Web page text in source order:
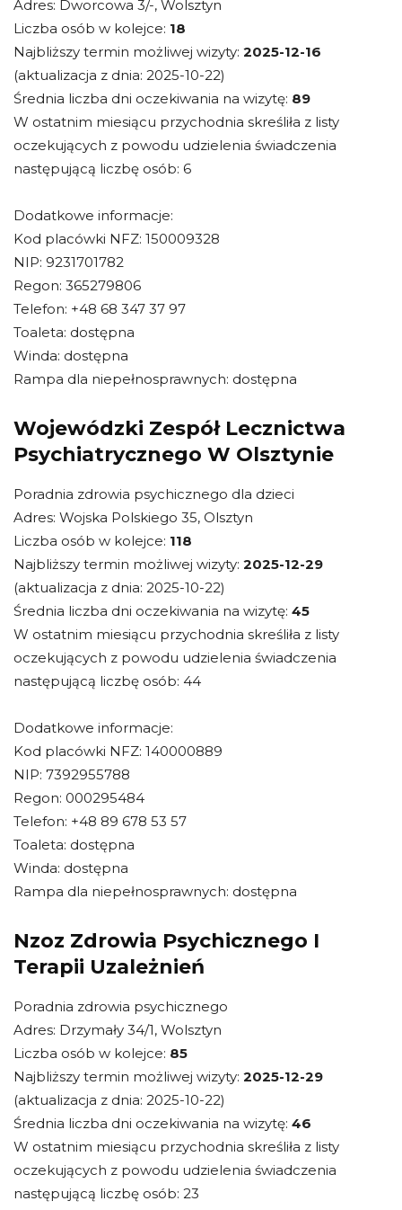
Adres: Dworcowa 3/-, Wolsztyn
Liczba osób w kolejce: 18
Najbliższy termin możliwej wizyty: 2025-12-16
(aktualizacja z dnia: 2025-10-22)
Średnia liczba dni oczekiwania na wizytę: 89
W ostatnim miesiącu przychodnia skreśliła z listy
oczekujących z powodu udzielenia świadczenia
następującą liczbę osób: 6
Dodatkowe informacje:
Kod placówki NFZ: 150009328
NIP: 9231701782
Regon: 365279806
Telefon: +48 68 347 37 97
Toaleta: dostępna
Winda: dostępna
Rampa dla niepełnosprawnych: dostępna
Wojewódzki Zespół Lecznictwa
Psychiatrycznego W Olsztynie
Poradnia zdrowia psychicznego dla dzieci
Adres: Wojska Polskiego 35, Olsztyn
Liczba osób w kolejce: 118
Najbliższy termin możliwej wizyty: 2025-12-29
(aktualizacja z dnia: 2025-10-22)
Średnia liczba dni oczekiwania na wizytę: 45
W ostatnim miesiącu przychodnia skreśliła z listy
oczekujących z powodu udzielenia świadczenia
następującą liczbę osób: 44
Dodatkowe informacje:
Kod placówki NFZ: 140000889
NIP: 7392955788
Regon: 000295484
Telefon: +48 89 678 53 57
Toaleta: dostępna
Winda: dostępna
Rampa dla niepełnosprawnych: dostępna
Nzoz Zdrowia Psychicznego I
Terapii Uzależnień
Poradnia zdrowia psychicznego
Adres: Drzymały 34/1, Wolsztyn
Liczba osób w kolejce: 85
Najbliższy termin możliwej wizyty: 2025-12-29
(aktualizacja z dnia: 2025-10-22)
Średnia liczba dni oczekiwania na wizytę: 46
W ostatnim miesiącu przychodnia skreśliła z listy
oczekujących z powodu udzielenia świadczenia
następującą liczbę osób: 23